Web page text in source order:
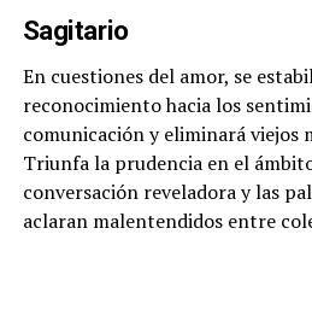
Sagitario
En cuestiones del amor, se
reconocimiento hacia los
comunicación y eliminará viejos
Triunfa la prudencia en el
conversación reveladora y las
aclaran malentendidos entre